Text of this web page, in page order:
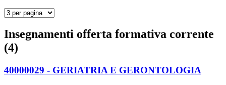
Insegnamenti offerta formativa corrente
(4)
40000029 - GERIATRIA E GERONTOLOGIA